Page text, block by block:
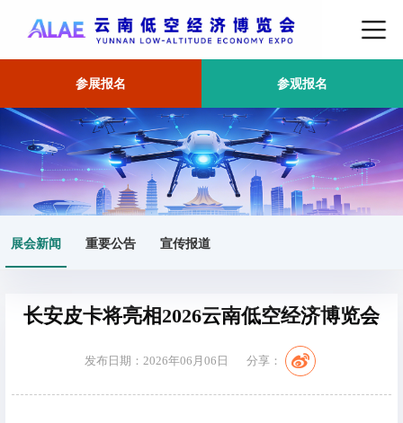
参展报名 参观报名
展会新闻 重要公告 宣传报道
首页 展会新闻 正文
长安皮卡将亮相2026云南低空经济博览会
发布日期：2026年06月06日 分享：